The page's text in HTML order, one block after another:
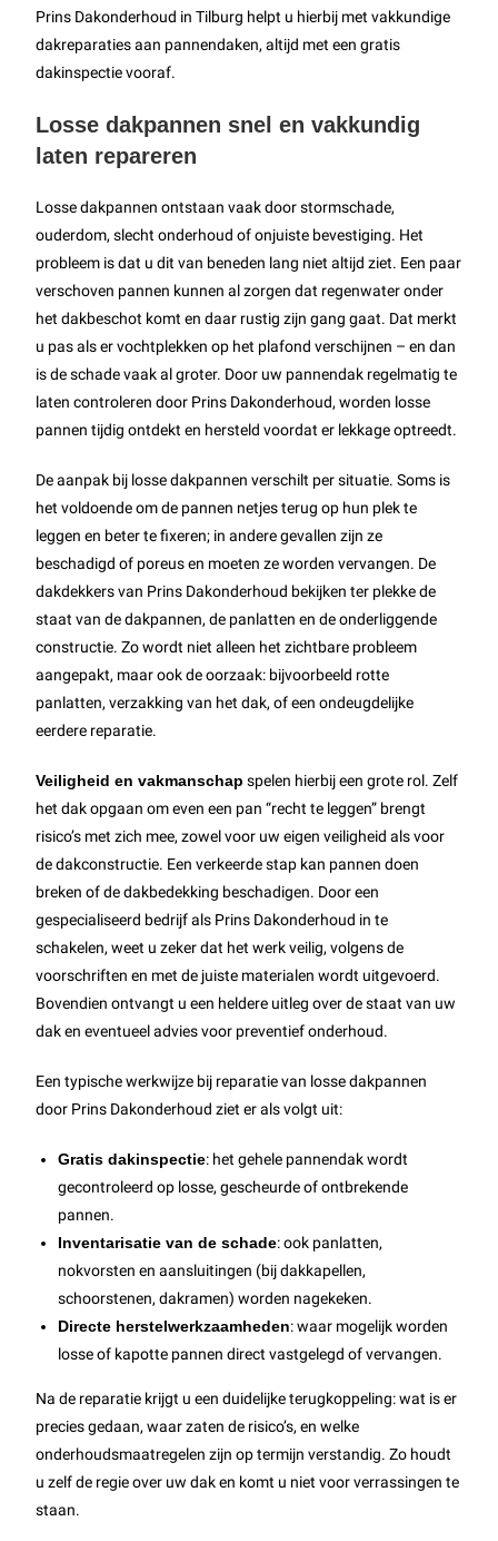
Prins Dakonderhoud in Tilburg helpt u hierbij met vakkundige
dakreparaties aan pannendaken, altijd met een gratis
dakinspectie vooraf.
Losse dakpannen snel en vakkundig
laten repareren
Losse dakpannen ontstaan vaak door stormschade,
ouderdom, slecht onderhoud of onjuiste bevestiging. Het
probleem is dat u dit van beneden lang niet altijd ziet. Een paar
verschoven pannen kunnen al zorgen dat regenwater onder
het dakbeschot komt en daar rustig zijn gang gaat. Dat merkt
u pas als er vochtplekken op het plafond verschijnen – en dan
is de schade vaak al groter. Door uw pannendak regelmatig te
laten controleren door Prins Dakonderhoud, worden losse
pannen tijdig ontdekt en hersteld voordat er lekkage optreedt.
De aanpak bij losse dakpannen verschilt per situatie. Soms is
het voldoende om de pannen netjes terug op hun plek te
leggen en beter te fixeren; in andere gevallen zijn ze
beschadigd of poreus en moeten ze worden vervangen. De
dakdekkers van Prins Dakonderhoud bekijken ter plekke de
staat van de dakpannen, de panlatten en de onderliggende
constructie. Zo wordt niet alleen het zichtbare probleem
aangepakt, maar ook de oorzaak: bijvoorbeeld rotte
panlatten, verzakking van het dak, of een ondeugdelijke
eerdere reparatie.
Veiligheid en vakmanschap spelen hierbij een grote rol. Zelf
het dak opgaan om even een pan “recht te leggen” brengt
risico’s met zich mee, zowel voor uw eigen veiligheid als voor
de dakconstructie. Een verkeerde stap kan pannen doen
breken of de dakbedekking beschadigen. Door een
gespecialiseerd bedrijf als Prins Dakonderhoud in te
schakelen, weet u zeker dat het werk veilig, volgens de
voorschriften en met de juiste materialen wordt uitgevoerd.
Bovendien ontvangt u een heldere uitleg over de staat van uw
dak en eventueel advies voor preventief onderhoud.
Een typische werkwijze bij reparatie van losse dakpannen
door Prins Dakonderhoud ziet er als volgt uit:
Gratis dakinspectie: het gehele pannendak wordt
gecontroleerd op losse, gescheurde of ontbrekende
pannen.
Inventarisatie van de schade: ook panlatten,
nokvorsten en aansluitingen (bij dakkapellen,
schoorstenen, dakramen) worden nagekeken.
Directe herstelwerkzaamheden: waar mogelijk worden
losse of kapotte pannen direct vastgelegd of vervangen.
Na de reparatie krijgt u een duidelijke terugkoppeling: wat is er
precies gedaan, waar zaten de risico’s, en welke
onderhoudsmaatregelen zijn op termijn verstandig. Zo houdt
u zelf de regie over uw dak en komt u niet voor verrassingen te
staan.